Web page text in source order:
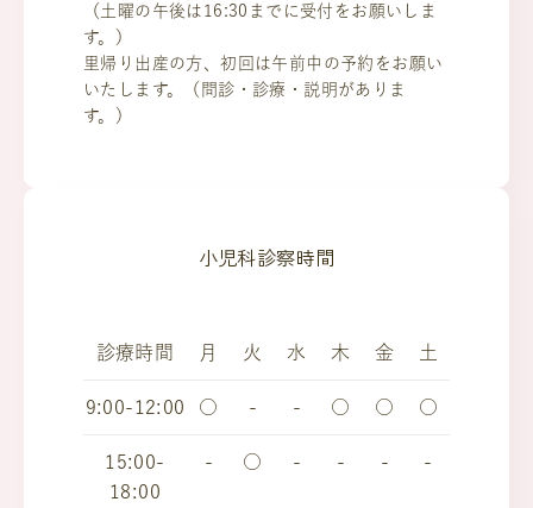
（土曜の午後は16:30までに受付をお願いしま
す。）
里帰り出産の方、初回は午前中の予約をお願い
いたします。（問診・診療・説明がありま
す。）
小児科診察時間
診療時間 月 火 水 木 金 土
9:00-12:00 ○ - - ○ ○ ○
15:00-
18:00
- ○ - - - -